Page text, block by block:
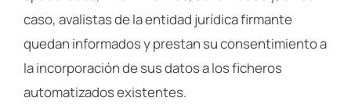
caso, avalistas de la entidad jurídica firmante
quedan informados y prestan su consentimiento a
la incorporación de sus datos a los ficheros
automatizados existentes.